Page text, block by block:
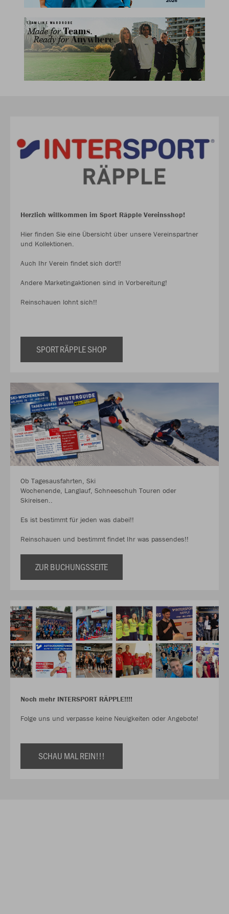
Herzlich willkommen im Sport Räpple Vereinsshop!
Hier finden Sie eine Übersicht über unsere Vereinspartner
und Kollektionen.
Auch Ihr Verein findet sich dort!!
Andere Marketingaktionen sind in Vorbereitung!
Reinschauen lohnt sich!!
SPORT RÄPPLE SHOP
Ob Tagesausfahrten, Ski
Wochenende, Langlauf, Schneeschuh Touren oder
Skireisen..
Es ist bestimmt für jeden was dabei!!
Reinschauen und bestimmt findet Ihr was passendes!!
ZUR BUCHUNGSSEITE
Noch mehr INTERSPORT RÄPPLE!!!!
Folge uns und verpasse keine Neuigkeiten oder Angebote!
SCHAU MAL REIN!!!